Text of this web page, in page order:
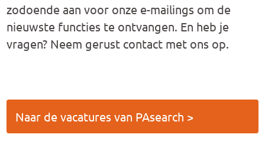
zodoende aan voor onze e-mailings om de
nieuwste functies te ontvangen. En heb je
vragen? Neem gerust contact met ons op.
Naar de vacatures van PAsearch >